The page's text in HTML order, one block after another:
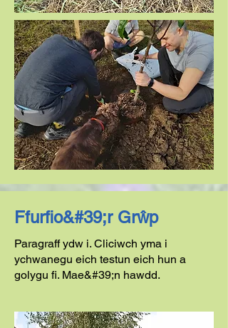
Ffurfio&#39;r Grŵp
Paragraff ydw i. Cliciwch yma i
ychwanegu eich testun eich hun a
golygu fi. Mae&#39;n hawdd.